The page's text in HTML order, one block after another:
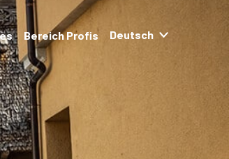
Bereich Profis